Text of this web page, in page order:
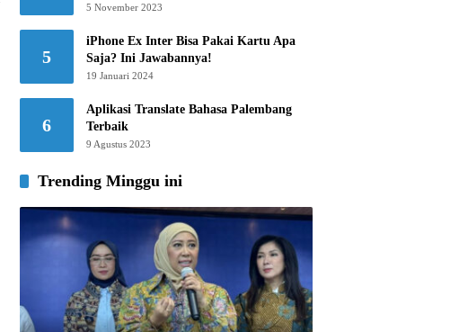
5 November 2023
5
iPhone Ex Inter Bisa Pakai Kartu Apa
Saja? Ini Jawabannya!
19 Januari 2024
6
Aplikasi Translate Bahasa Palembang
Terbaik
9 Agustus 2023
Trending Minggu ini